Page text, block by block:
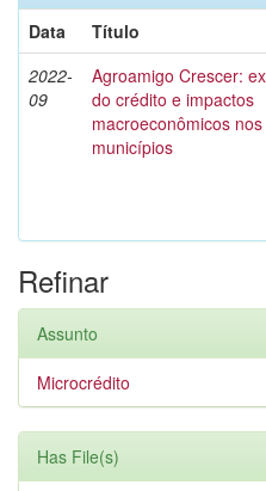
Data
Título
2022-
09
Agroamigo Crescer:
do crédito e impactos
macroeconômicos nos
municípios
Refinar
Assunto
Microcrédito
Has File(s)